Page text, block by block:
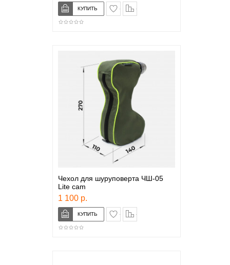
в закладки
Чехол для шуруповерта ЧШ-05
Lite cam
1 100 р.
в закладки